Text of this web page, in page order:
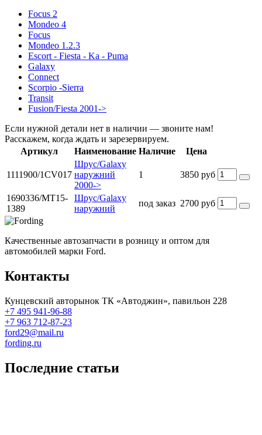
Focus 2
Mondeo 4
Focus
Mondeo 1.2.3
Escort - Fiesta - Ka - Puma
Galaxy
Connect
Scorpio -Sierra
Transit
Fusion/Fiesta 2001->
Если нужной детали нет в наличии — звоните нам!
Расскажем, когда ждать и зарезервируем.
Артикул
Наименование Наличие Цена
1111900/1CV017
Шрус/Galaxy
наружний
2000->
1 3850 руб
1690336/MT15-
1389
Шрус/Galaxy
наружний
под заказ 2700 руб
Качественные автозапчасти в розницу и оптом для
автомобилей марки Ford.
Контакты
Кунцевский авторынок ТК «Автоджин», павильон 228
+7 495 941-96-88
+7 963 712-87-23
ford29@mail.ru
fording.ru
Последние статьи